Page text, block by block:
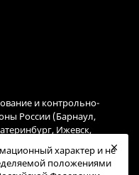
и контрольно-
России (Барнаул,
Ижевск,
Ростов-на-Дону, Самара,
Ульяновск, Уфа,
характер и не
положениями